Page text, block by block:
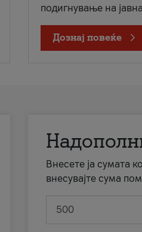
подигнување на
Дознај повеќе
Внесете ја сумата
внесувајте сума